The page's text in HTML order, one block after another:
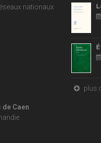
nationaux
Caen
plus